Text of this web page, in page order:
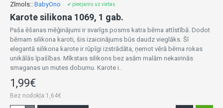
Zīmols:: BabyOno ✔ pieejams uz vietas
Karote silikona 1069, 1 gab.
Paša ēšanas mēģinājumi ir svarīgs posms katra bērna attīstībā. Dodot
bērnam silikona karoti, šis izaicinājums būs daudz vieglāks. Šī
elegantā silikona karote ir rūpīgi izstrādāta, ņemot vērā bērna rokas
unikālās īpašības. Mīkstais silikons bez asām malām nekairinās
smaganas un mutes dobumu. Karote i..
1,99€
Bez nodokļa:1,64€